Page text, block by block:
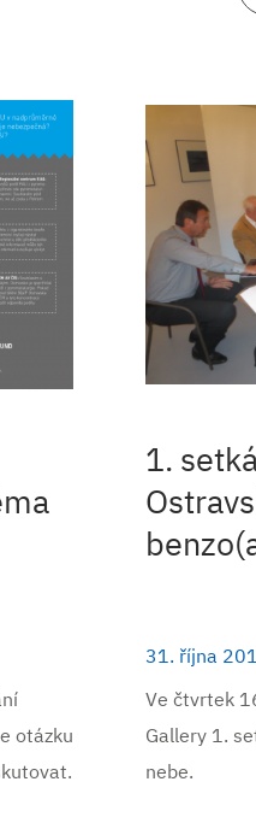
otázku
1.
31. října
Ve čtvrtek
Gallery 1.
nebe.